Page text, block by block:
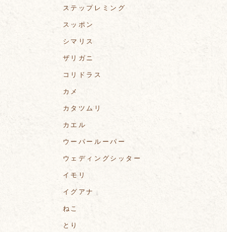
ステップレミング
スッポン
シマリス
ザリガニ
コリドラス
カメ
カタツムリ
カエル
ウーパールーパー
ウェディングシッター
イモリ
イグアナ
ねこ
とり